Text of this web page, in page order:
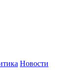
Новости